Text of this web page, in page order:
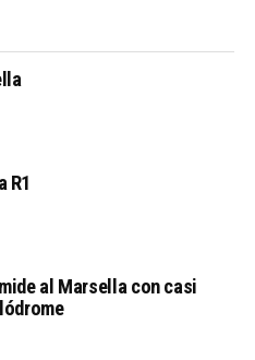
R1
al Marsella con casi